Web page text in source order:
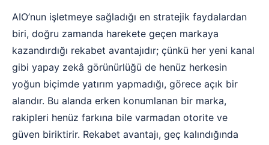
AIO’nun işletmeye sağladığı en stratejik faydalardan
biri, doğru zamanda harekete geçen markaya
kazandırdığı rekabet avantajıdır; çünkü her yeni kanal
gibi yapay zekâ görünürlüğü de henüz herkesin
yoğun biçimde yatırım yapmadığı, görece açık bir
alandır. Bu alanda erken konumlanan bir marka,
rakipleri henüz farkına bile varmadan otorite ve
güven biriktirir. Rekabet avantajı, geç kalındığında